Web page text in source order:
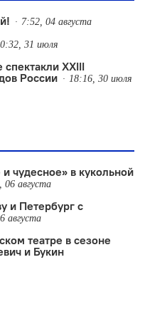
7:52, 04 августа
31 июля
XXIII
России
18:16, 30 июля
чудесное» в кукольной
06 августа
и Петербург с
августа
театре в сезоне
и Букин